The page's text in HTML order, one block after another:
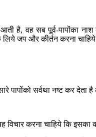
आती है, वह सब पूर्व-
जप और कीर्तन करना चाहिये
पापोंको सर्वथा नष्ट कर देता
करना चाहिये कि इसका